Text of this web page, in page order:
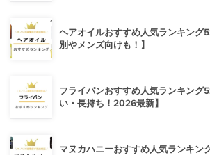
ヘアオイルおすすめ人気ランキング
別やメンズ向けも！】
フライパンおすすめ人気ランキング
い・長持ち！2026最新】
マヌカハニーおすすめ人気ランキン